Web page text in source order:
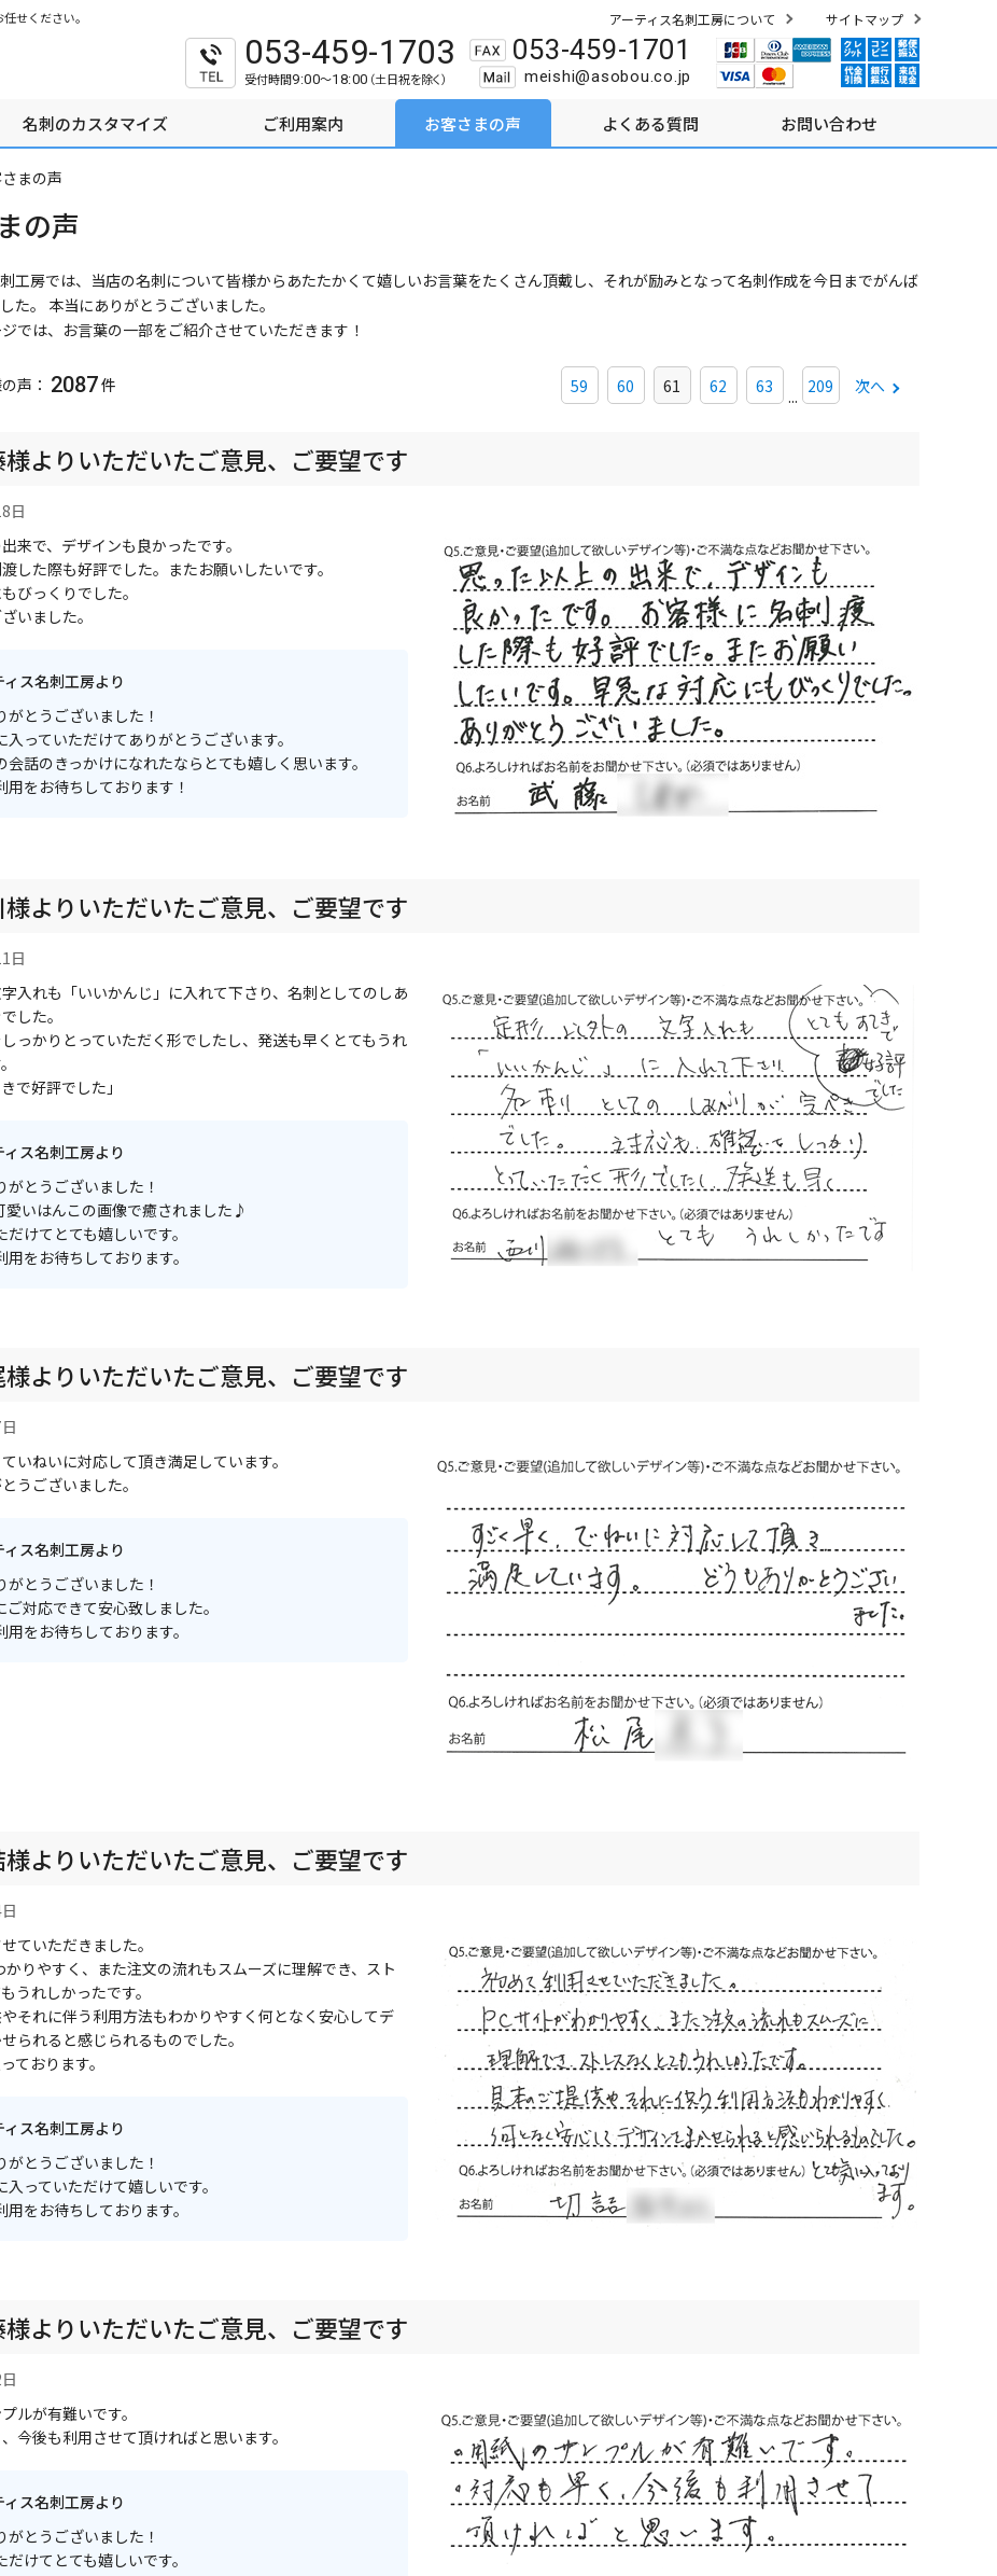
せください。 アーティス名刺工房について サイトマップ
053-459-1703
受付時間9:00～18:00 （土日祝を除く）
053-459-1701
meishi@asobou.co.jp
名刺のカスタマイズ ご利用案内 お客さまの声 よくある質問 お問い合わせ
まの声
の声
工房では、当店の名刺について皆様からあたたかくて嬉しいお言葉をたくさん頂戴し、それが励みとなって名刺作成を今日までがんば
た。 本当にありがとうございました。
では、お言葉の一部をご紹介させていただきます！
声： 2087件 59 60 61 62 63 ... 209 次へ
様よりいただいたご意見、ご要望です
日
来で、デザインも良かったです。
した際も好評でした。またお願いしたいです。
びっくりでした。
いました。
ィス名刺工房より
がとうございました！
入っていただけてありがとうございます。
会話のきっかけになれたならとても嬉しく思います。
用をお待ちしております！
よりいただいたご意見、ご要望です
日
入れも「いいかんじ」に入れて下さり、名刺としてのしあ
した。
っかりとっていただく形でしたし、発送も早くとてもうれ
で好評でした」
ィス名刺工房より
がとうございました！
愛いはんこの画像で癒されました♪
だけてとても嬉しいです。
用をお待ちしております。
よりいただいたご意見、ご要望です
いねいに対応して頂き満足しています。
うございました。
ィス名刺工房より
がとうございました！
ご対応できて安心致しました。
用をお待ちしております。
よりいただいたご意見、ご要望です
ていただきました。
かりやすく、また注文の流れもスムーズに理解でき、スト
うれしかったです。
それに伴う利用方法もわかりやすく何となく安心してデ
られると感じられるものでした。
ております。
ィス名刺工房より
がとうございました！
入っていただけて嬉しいです。
用をお待ちしております。
様よりいただいたご意見、ご要望です
ルが有難いです。
今後も利用させて頂ければと思います。
ィス名刺工房より
がとうございました！
だけてとても嬉しいです。